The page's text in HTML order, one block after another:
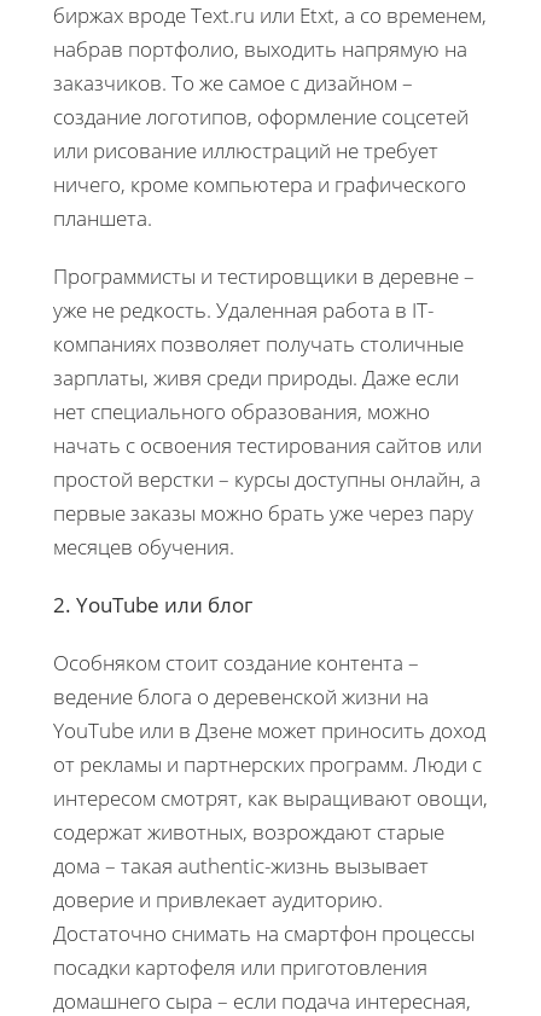
биржах вроде Text.ru или Etxt, а со временем,
набрав портфолио, выходить напрямую на
заказчиков. То же самое с дизайном –
создание логотипов, оформление соцсетей
или рисование иллюстраций не требует
ничего, кроме компьютера и графического
планшета.
Программисты и тестировщики в деревне –
уже не редкость. Удаленная работа в IT-
компаниях позволяет получать столичные
зарплаты, живя среди природы. Даже если
нет специального образования, можно
начать с освоения тестирования сайтов или
простой верстки – курсы доступны онлайн, а
первые заказы можно брать уже через пару
месяцев обучения.
2. YouTube или блог
Особняком стоит создание контента –
ведение блога о деревенской жизни на
YouTube или в Дзене может приносить доход
от рекламы и партнерских программ. Люди с
интересом смотрят, как выращивают овощи,
содержат животных, возрождают старые
дома – такая authentic-жизнь вызывает
доверие и привлекает аудиторию.
Достаточно снимать на смартфон процессы
посадки картофеля или приготовления
домашнего сыра – если подача интересная,